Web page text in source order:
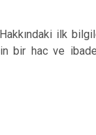
ilk
bir hac ve